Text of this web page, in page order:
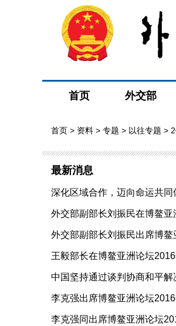
首页 外交部
首页 > 资料 > 专题 > 以往专题 >
最新消息
深化区域合作，迈向命运共同
外交部副部长刘振民在博鳌亚
外交部副部长刘振民出席博鳌
王毅部长在博鳌亚洲论坛
中国坚持通过谈判协商和平解
李克强出席博鳌亚洲论坛
李克强同出席博鳌亚洲论坛